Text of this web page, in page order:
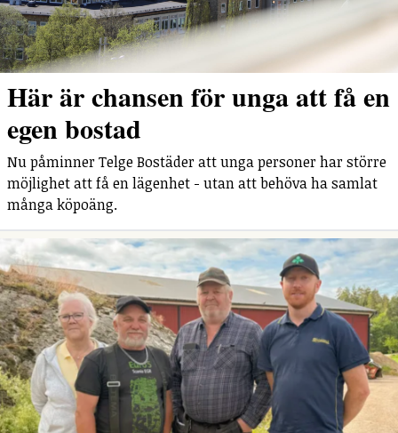
Här är chansen för unga att få en
egen bostad
Nu påminner Telge Bostäder att unga personer har större
möjlighet att få en lägenhet - utan att behöva ha samlat
många köpoäng.